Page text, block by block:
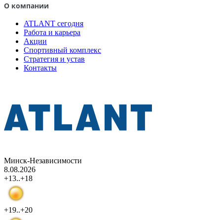
О компании
ATLANT сегодня
Работа и карьера
Акции
Спортивный комплекс
Стратегия и устав
Контакты
Минск-Независимости
8.08.2026
+13..+18
+19..+20